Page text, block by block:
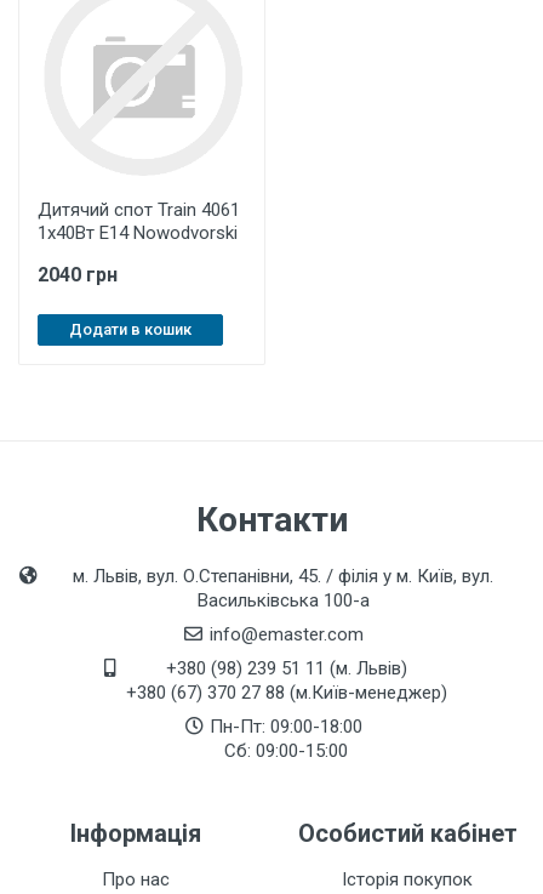
Дитячий спот Train 4061
1х40Вт E14 Nowodvorski
2040 грн
Додати в кошик
Контакти
м. Львів, вул. О.Степанівни, 45. / філія у м. Київ, вул.
Васильківська 100-а
info@emaster.com
+380 (98) 239 51 11 (м. Львів)
+380 (67) 370 27 88 (м.Київ-менеджер)
Пн-Пт: 09:00-18:00
Сб: 09:00-15:00
Інформація
Про нас
Особистий кабінет
Історія покупок